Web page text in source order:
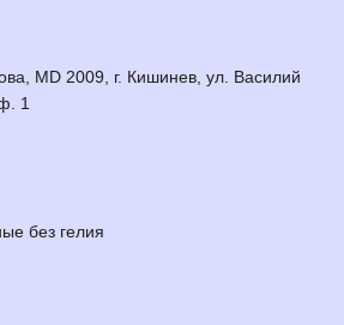
MD 2009, г. Кишинев, ул. Василий
1
без гелия